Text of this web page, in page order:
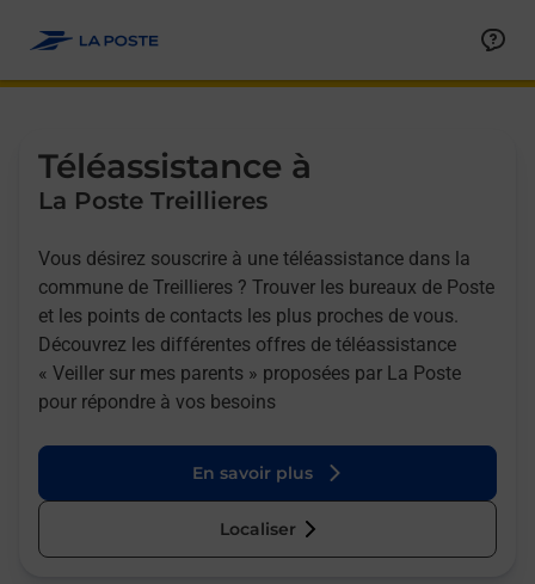
Téléassistance à
La Poste Treillieres
Vous désirez souscrire à une téléassistance dans la
commune de Treillieres ? Trouver les bureaux de Poste
et les points de contacts les plus proches de vous.
Découvrez les différentes offres de téléassistance
« Veiller sur mes parents » proposées par La Poste
pour répondre à vos besoins
En savoir plus
Localiser